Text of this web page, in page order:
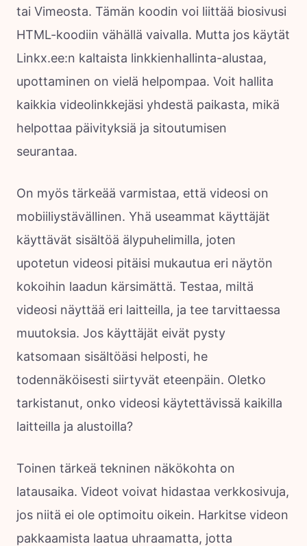
tai Vimeosta. Tämän koodin voi liittää biosivusi
HTML-koodiin vähällä vaivalla. Mutta jos käytät
Linkx.ee:n kaltaista linkkienhallinta-alustaa,
upottaminen on vielä helpompaa. Voit hallita
kaikkia videolinkkejäsi yhdestä paikasta, mikä
helpottaa päivityksiä ja sitoutumisen
seurantaa.
On myös tärkeää varmistaa, että videosi on
mobiiliystävällinen. Yhä useammat käyttäjät
käyttävät sisältöä älypuhelimilla, joten
upotetun videosi pitäisi mukautua eri näytön
kokoihin laadun kärsimättä. Testaa, miltä
videosi näyttää eri laitteilla, ja tee tarvittaessa
muutoksia. Jos käyttäjät eivät pysty
katsomaan sisältöäsi helposti, he
todennäköisesti siirtyvät eteenpäin. Oletko
tarkistanut, onko videosi käytettävissä kaikilla
laitteilla ja alustoilla?
Toinen tärkeä tekninen näkökohta on
latausaika. Videot voivat hidastaa verkkosivuja,
jos niitä ei ole optimoitu oikein. Harkitse videon
pakkaamista laatua uhraamatta, jotta